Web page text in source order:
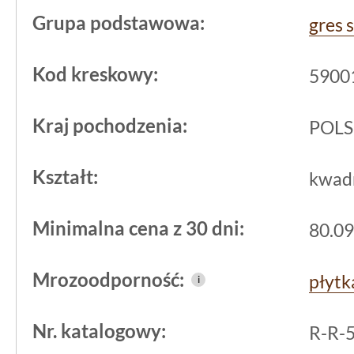
a jednocześnie zależy nam na
przedpokojów, gdzie matowe
użytkowania przez ograniczenie
użytkowania.
Dzięki odporności na mróz oraz
Powierzchnia zapewnia stabilność
zwiększonej wilgotności i
Podsumowanie -
Grupa podstawowa: gres
Kod kreskowy:
Kraj pochodzenia:
Kształt:
Minimalna cena z 30 dni:
Mrozoodporność: i
Nr. katalogowy: R-R-